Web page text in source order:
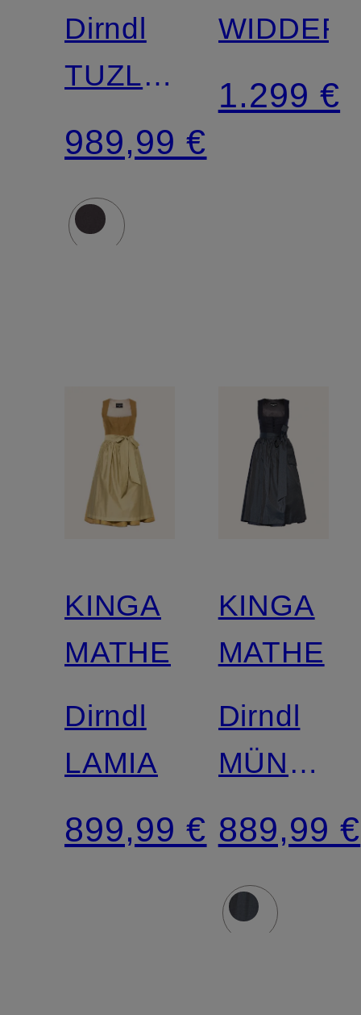
Dirndl
TUZLA
mit
Glitzergarn
989,99 €
1.299 €
KINGA
MATHE
Dirndl
LAMIA
899,99 €
KINGA
MATHE
Dirndl
mit
Leinen
889,99 €